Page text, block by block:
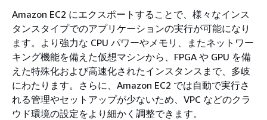
Amazon EC2 にエクスポートすることで、様々なインス
タンスタイプでのアプリケーションの実行が可能になり
ます。より強力な CPU パワーやメモリ、またネットワー
キング機能を備えた仮想マシンから、FPGA や GPU を備
えた特殊化および高速化されたインスタンスまで、多岐
にわたります。さらに、Amazon EC2 では自動で実行さ
れる管理やセットアップが少ないため、VPC などのクラ
ウド環境の設定をより細かく調整できます。